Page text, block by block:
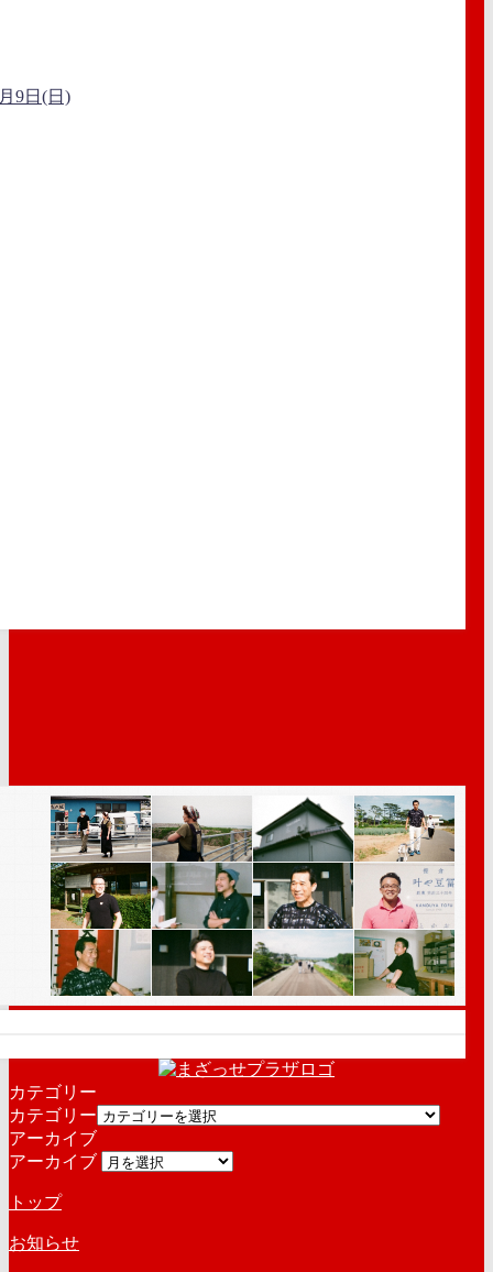
9日(日)
カテゴリー
カテゴリー
アーカイブ
アーカイブ
トップ
お知らせ